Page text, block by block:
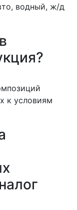
водный, ж/д
к условиям